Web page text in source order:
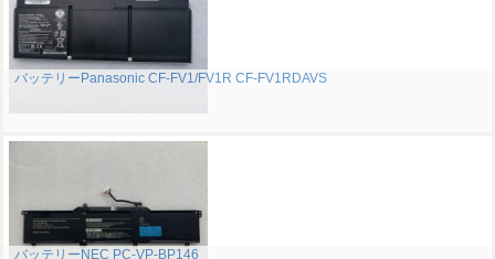
バッテリーPanasonic CF-FV1/FV1R CF-FV1RDAVS
バッテリーNEC PC-VP-BP146